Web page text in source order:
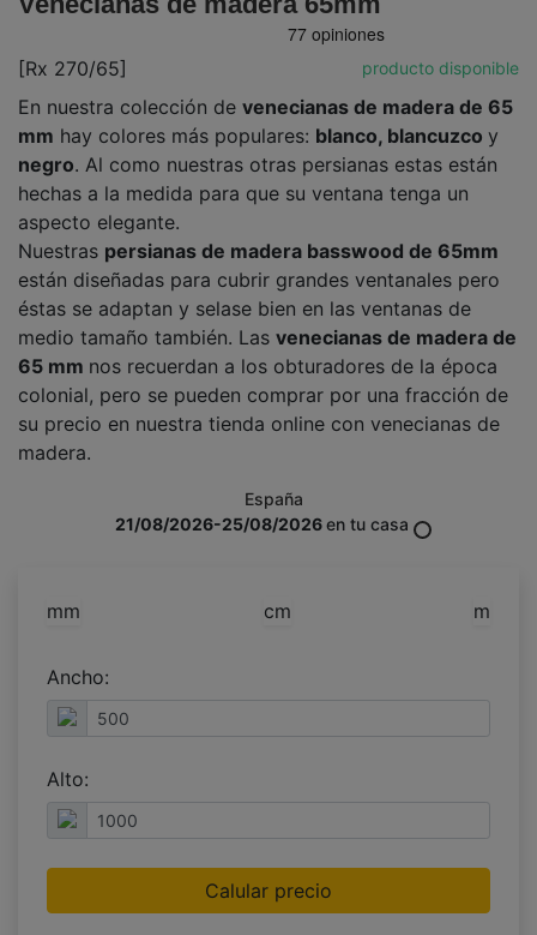
[Rx 270/65] producto disponible
En nuestra colección de venecianas de madera de 65
mm hay colores más populares: blanco, blancuzco y
negro. Al como nuestras otras persianas estas están
hechas a la medida para que su ventana tenga un
aspecto elegante.
Nuestras persianas de madera basswood de 65mm
están diseñadas para cubrir grandes ventanales pero
éstas se adaptan y selase bien en las ventanas de
medio tamaño también. Las venecianas de madera de
65 mm nos recuerdan a los obturadores de la época
colonial, pero se pueden comprar por una fracción de
su precio en nuestra tienda online con venecianas de
madera.
España
21/08/2026-25/08/2026en tu casa
mm cm m
Ancho:
Alto:
Calular precio